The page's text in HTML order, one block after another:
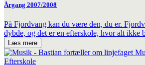
Årgang 2007/2008
På Fjordvang kan du være den, du er.
dybde, og det er en efterskole, hvor alt ikke
Læs mere